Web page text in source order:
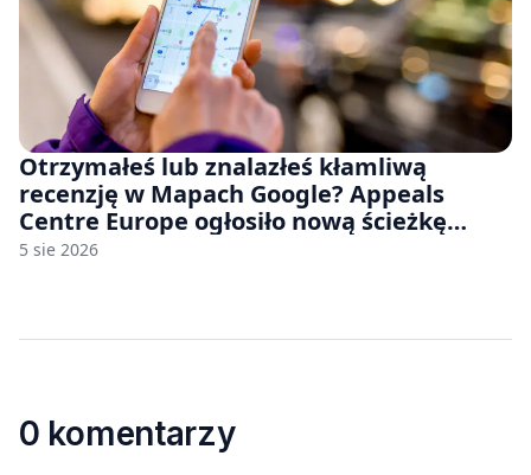
Otrzymałeś lub znalazłeś kłamliwą
recenzję w Mapach Google? Appeals
Centre Europe ogłosiło nową ścieżkę
odwoławczą dla firm i konsumentów
5 sie 2026
0 komentarzy